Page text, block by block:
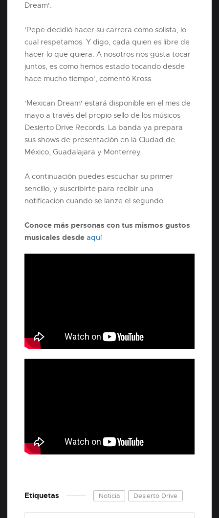
Dream'.
'Pepe decidió hacer su carrera como solista, lo
cual respetamos. Y digo, cada quien es libre de
hacer lo que quiera. A nosotros nos gusta tocar
juntos, es como hemos estado tocando desde
hace mucho tiempo', comentó Kross.
'Mexican Dream' estará disponible en el mes de
mayo a través del propio sello de los músicos
Desierto Drive Records. La banda ya prepara
sus shows de presentación en la Ciudad de
México, Guadalajara y Monterrey.
A continuación puedes escuchar su primer
sencillo, y suscribirte para recibir una
notificacion cuando se lanze el segundo.
Conoce más personas con tus mismos gustos
musicales desde aquí
Etiquetas Noticia Desierto Drive